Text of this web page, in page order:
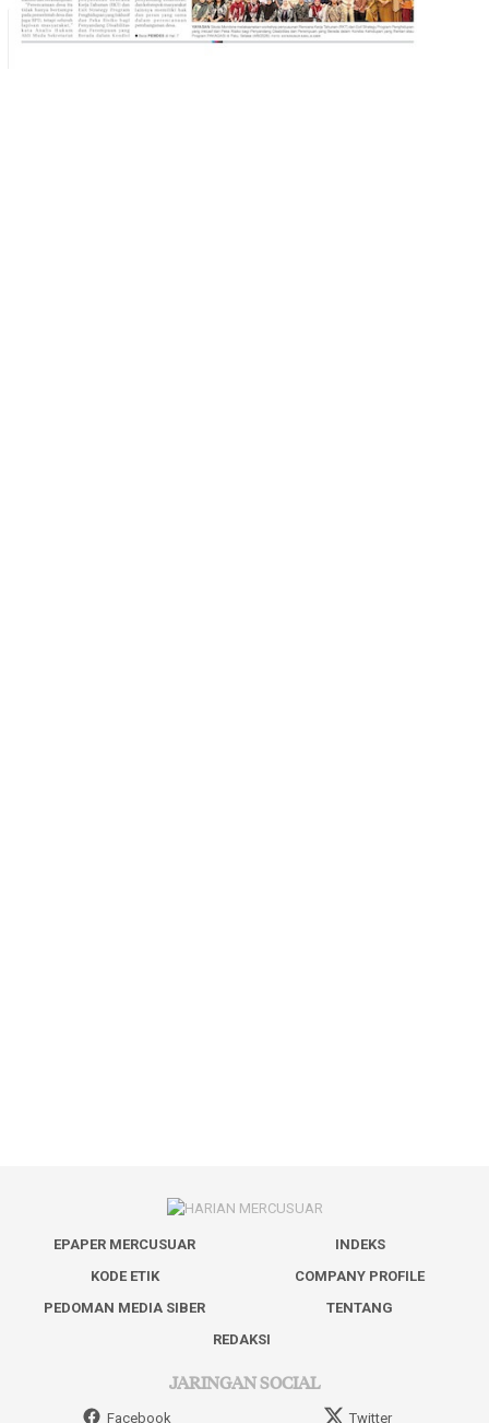
EPAPER MERCUSUAR
INDEKS
KODE ETIK
COMPANY PROFILE
PEDOMAN MEDIA SIBER
TENTANG
REDAKSI
JARINGAN SOCIAL
Facebook Twitter